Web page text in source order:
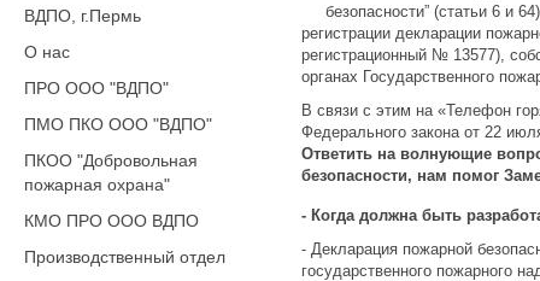
ВДПО, г.Пермь
О нас
ПРО ООО "ВДПО"
ПМО ПКО ООО "ВДПО"
ПКОО "Добровольная
пожарная охрана"
КМО ПРО ООО ВДПО
Производственный отдел
безопасности” (статьи 6 и
регистрации декларации
регистрационный № 13577),
органах Государственного
В связи с этим на «Телефон
Федерального закона от 22
Ответить на волнующие
безопасности, нам помог
- Когда должна быть
- Декларация пожарной
государственного пожарного